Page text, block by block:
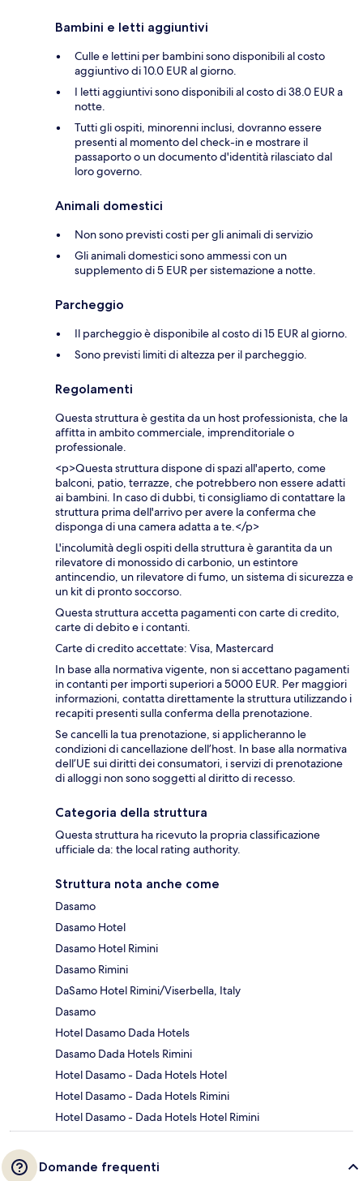
Bambini e letti aggiuntivi
Culle e lettini per bambini sono disponibili al costo
aggiuntivo di 10.0 EUR al giorno.
I letti aggiuntivi sono disponibili al costo di 38.0 EUR a
notte.
Tutti gli ospiti, minorenni inclusi, dovranno essere
presenti al momento del check-in e mostrare il
passaporto o un documento d'identità rilasciato dal
loro governo.
Animali domestici
Non sono previsti costi per gli animali di servizio
Gli animali domestici sono ammessi con un
supplemento di 5 EUR per sistemazione a notte.
Parcheggio
Il parcheggio è disponibile al costo di 15 EUR al giorno.
Sono previsti limiti di altezza per il parcheggio.
Regolamenti
Questa struttura è gestita da un host professionista, che la
affitta in ambito commerciale, imprenditoriale o
professionale.
<p>Questa struttura dispone di spazi all'aperto, come
balconi, patio, terrazze, che potrebbero non essere adatti
ai bambini. In caso di dubbi, ti consigliamo di contattare la
struttura prima dell'arrivo per avere la conferma che
disponga di una camera adatta a te.</p>
L'incolumità degli ospiti della struttura è garantita da un
rilevatore di monossido di carbonio, un estintore
antincendio, un rilevatore di fumo, un sistema di sicurezza e
un kit di pronto soccorso.
Questa struttura accetta pagamenti con carte di credito,
carte di debito e i contanti.
Carte di credito accettate: Visa, Mastercard
In base alla normativa vigente, non si accettano pagamenti
in contanti per importi superiori a 5000 EUR. Per maggiori
informazioni, contatta direttamente la struttura utilizzando i
recapiti presenti sulla conferma della prenotazione.
Se cancelli la tua prenotazione, si applicheranno le
condizioni di cancellazione dell’host. In base alla normativa
dell’UE sui diritti dei consumatori, i servizi di prenotazione
di alloggi non sono soggetti al diritto di recesso.
Categoria della struttura
Questa struttura ha ricevuto la propria classificazione
ufficiale da: the local rating authority.
Struttura nota anche come
Dasamo
Dasamo Hotel
Dasamo Hotel Rimini
Dasamo Rimini
DaSamo Hotel Rimini/Viserbella, Italy
Dasamo
Hotel Dasamo Dada Hotels
Dasamo Dada Hotels Rimini
Hotel Dasamo - Dada Hotels Hotel
Hotel Dasamo - Dada Hotels Rimini
Hotel Dasamo - Dada Hotels Hotel Rimini
Domande frequenti